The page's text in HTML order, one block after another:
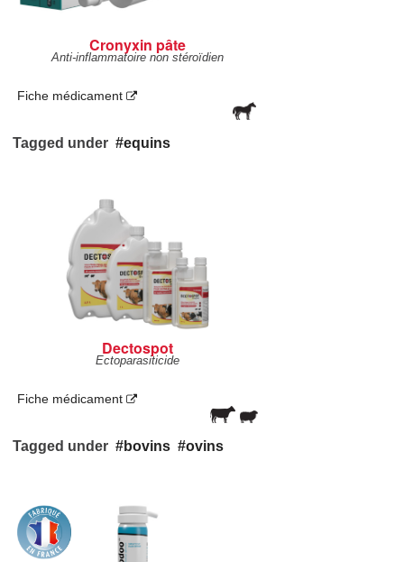
Cronyxin pâte
Anti-inflammatoire non stéroïdien
Fiche médicament
Tagged under equins
Dectospot
Ectoparasiticide
Fiche médicament
Tagged under bovins ovins